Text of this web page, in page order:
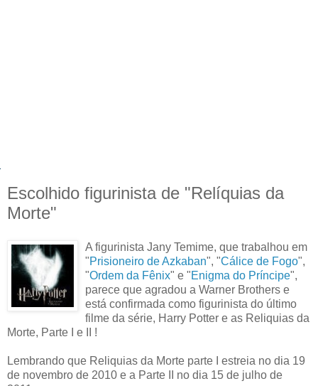
Escolhido figurinista de "Relíquias da
Morte"
A figurinista Jany Temime, que trabalhou em
"Prisioneiro de Azkaban", "Cálice de Fogo",
"Ordem da Fênix" e "Enigma do Príncipe",
parece que agradou a Warner Brothers e
está confirmada como figurinista do último
filme da série, Harry Potter e as Reliquias da
Morte, Parte I e II !
Lembrando que Reliquias da Morte parte I estreia no dia 19
de novembro de 2010 e a Parte II no dia 15 de julho de